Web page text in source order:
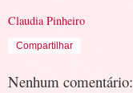
Claudia Pinheiro
Compartilhar
Nenhum comentário: